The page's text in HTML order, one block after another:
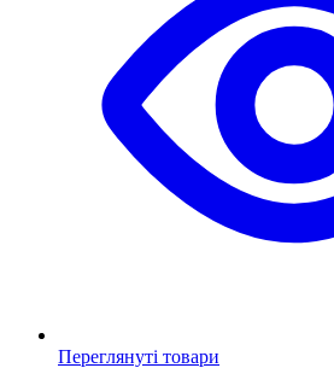
Переглянуті товари